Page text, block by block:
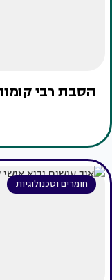
הסבת רבי
חומרים וטכנולוגיות